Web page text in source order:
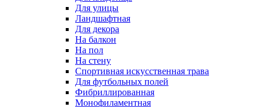
Для улицы
Ландшафтная
Для декора
На балкон
На пол
На стену
Спортивная искусственная трава
Для футбольных полей
Фибриллированная
Монофиламентная